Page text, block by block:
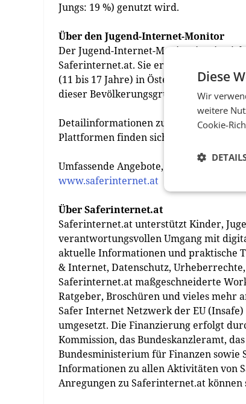
Jungs: 19 %) genutzt wird.
Über den Jugend-Internet-Monitor
Der Jugend-Internet-Monitor ist eine
Saferinternet.at. Sie erhebt, wie und
(11 bis 17 Jahre) in Österreich genutzt
dieser Bevölkerungsgruppe gibt.
Detailinformationen zur aktuellen
Plattformen finden sich unter
Umfassende Angebote, Informationen
www.saferinternet.at
Über Saferinternet.at
Saferinternet.at unterstützt Kinder,
verantwortungsvollen Umgang mit
aktuelle Informationen und praktische
& Internet, Datenschutz,
Saferinternet.at maßgeschneiderte
Ratgeber, Broschüren und vieles mehr
Safer Internet Netzwerk der EU
umgesetzt. Die Finanzierung erfolgt
Kommission, das Bundeskanzleramt,
Bundesministerium für Finanzen sowie
Informationen zu allen Aktivitäten von
Anregungen zu Saferinternet.at
Diese
Wir
weitere
Cookie-